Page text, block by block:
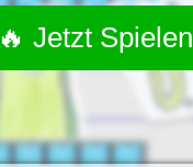
🔥 Jetzt Spielen